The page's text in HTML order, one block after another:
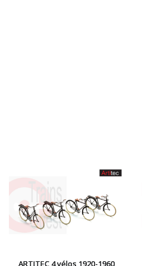
PRINCE AUGUST
R37
REDUTEX
REE